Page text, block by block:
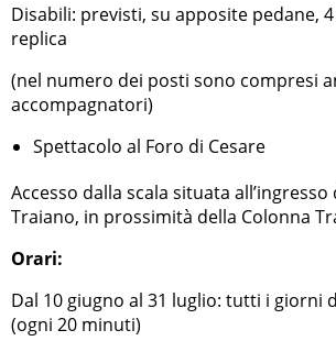
Disabili: previsti, su apposite pedane,
replica
(nel numero dei posti sono compresi
accompagnatori)
Spettacolo al Foro di Cesare
Accesso dalla scala situata all’ingresso
Traiano, in prossimità della Colonna
Orari:
Dal 10 giugno al 31 luglio: tutti i giorni
(ogni 20 minuti)